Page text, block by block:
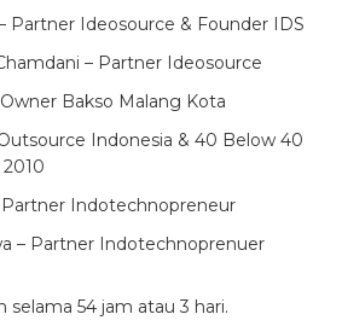
Partner Ideosource & Founder IDS
– Partner Ideosource
Bakso Malang Kota
Indonesia & 40 Below 40
Indotechnopreneur
– Partner Indotechnoprenuer
selama 54 jam atau 3 hari.